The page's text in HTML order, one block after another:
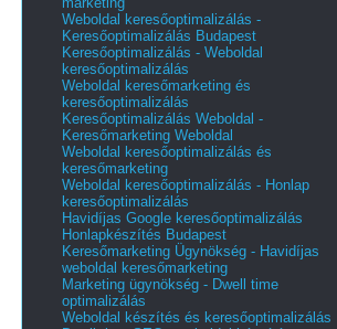
Weboldal keresőoptimalizálás -
Keresőoptimalizálás Budapest
Keresőoptimalizálás - Weboldal
keresőoptimalizálás
Weboldal keresőmarketing és
keresőoptimalizálás
Keresőoptimalizálás Weboldal -
Keresőmarketing Weboldal
Weboldal keresőoptimalizálás és
keresőmarketing
Weboldal keresőoptimalizálás - Honlap
keresőoptimalizálás
Havidíjas Google keresőoptimalizálás
Honlapkészítés Budapest
Keresőmarketing Ügynökség - Havidíjas
weboldal keresőmarketing
Marketing ügynökség - Dwell time
optimalizálás
Weboldal készítés és keresőoptimalizálás